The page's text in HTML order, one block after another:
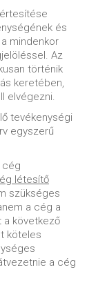
és
mindenkor
Az
történik
keretében,
elvégezni.
tevékenységi
egyszerű
cég
létesítő
szükséges
a cég a
a következő
köteles
a cég